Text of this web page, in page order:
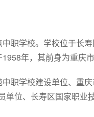
职学校。学校位于长
年，其前身为重庆市
职学校建设单位、重
单位、长寿区国家职业